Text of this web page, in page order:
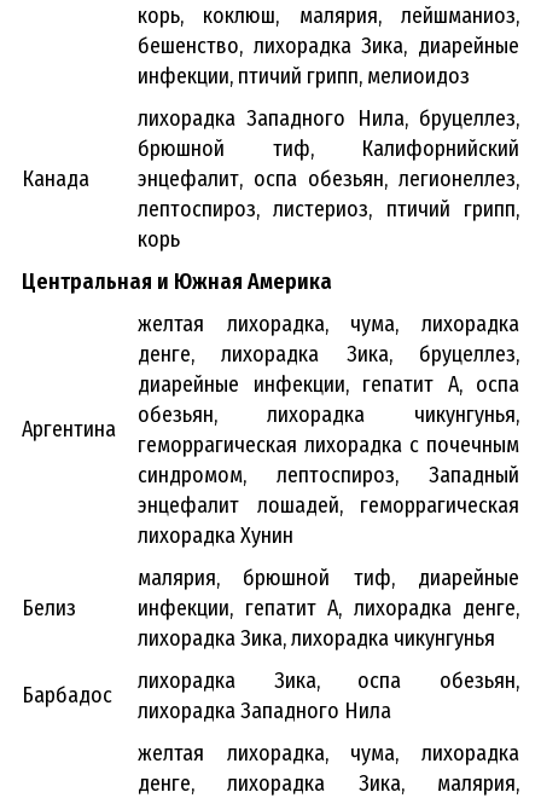
корь, коклюш, малярия, лейшманиоз,
бешенство, лихорадка Зика, диарейные
инфекции, птичий грипп, мелиоидоз
Канада
лихорадка Западного Нила, бруцеллез,
брюшной тиф, Калифорнийский
энцефалит, оспа обезьян, легионеллез,
лептоспироз, листериоз, птичий грипп,
корь
Центральная и Южная Америка
Аргентина
желтая лихорадка, чума, лихорадка
денге, лихорадка Зика, бруцеллез,
диарейные инфекции, гепатит А, оспа
обезьян, лихорадка чикунгунья,
геморрагическая лихорадка с почечным
синдромом, лептоспироз, Западный
энцефалит лошадей, геморрагическая
лихорадка Хунин
Белиз
малярия, брюшной тиф, диарейные
инфекции, гепатит А, лихорадка денге,
лихорадка Зика, лихорадка чикунгунья
Барбадос
лихорадка Зика, оспа обезьян,
лихорадка Западного Нила
желтая лихорадка, чума, лихорадка
денге, лихорадка Зика, малярия,